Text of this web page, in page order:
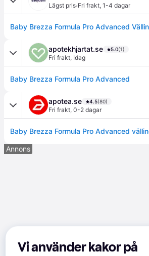
Lägst pris·Fri frakt, 1-4 dagar
apotekhjartat.se 5.0(1)
Fri frakt, Idag
Baby Brezza Formula Pro Advanced
apotea.se 4.5(80)
Fri frakt, 0-2 dagar
Annons
Vi använder kakor på